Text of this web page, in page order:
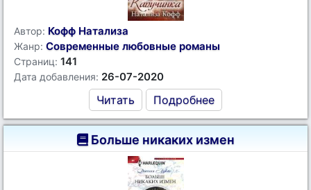
Автор: Кофф Натализа
Жанр: Современные любовные романы
Страниц: 141
Дата добавления: 26-07-2020
Читать Подробнее
Больше никаких измен